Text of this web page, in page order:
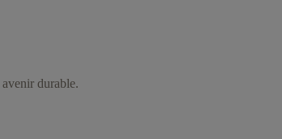
durable.